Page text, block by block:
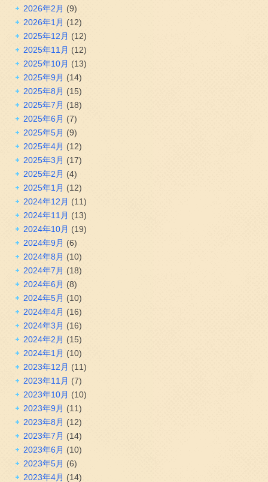
2026年2月 (9)
2026年1月 (12)
2025年12月 (12)
2025年11月 (12)
2025年10月 (13)
2025年9月 (14)
2025年8月 (15)
2025年7月 (18)
2025年6月 (7)
2025年5月 (9)
2025年4月 (12)
2025年3月 (17)
2025年2月 (4)
2025年1月 (12)
2024年12月 (11)
2024年11月 (13)
2024年10月 (19)
2024年9月 (6)
2024年8月 (10)
2024年7月 (18)
2024年6月 (8)
2024年5月 (10)
2024年4月 (16)
2024年3月 (16)
2024年2月 (15)
2024年1月 (10)
2023年12月 (11)
2023年11月 (7)
2023年10月 (10)
2023年9月 (11)
2023年8月 (12)
2023年7月 (14)
2023年6月 (10)
2023年5月 (6)
2023年4月 (14)